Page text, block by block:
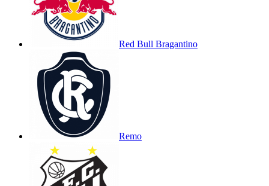
Red Bull Bragantino
Remo